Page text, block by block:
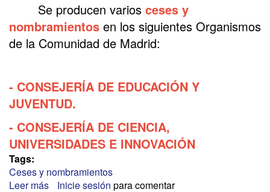
Se producen varios ceses y
nombramientos en los siguientes Organismos
de la Comunidad de Madrid:
- CONSEJERÍA DE EDUCACIÓN Y
JUVENTUD.
- CONSEJERÍA DE CIENCIA,
UNIVERSIDADES E INNOVACIÓN
Tags:
Ceses y nombramientos
Leer más sobre
Inicie sesión para comentar